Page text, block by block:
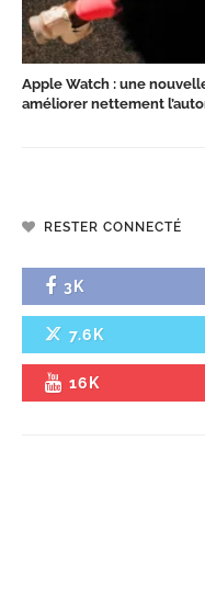
Apple Watch : une
améliorer nettement
RESTER CONNECTÉ
3K
7.6K
16K